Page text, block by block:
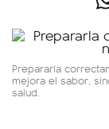
Prepararla
mejora el sabor,
salud.